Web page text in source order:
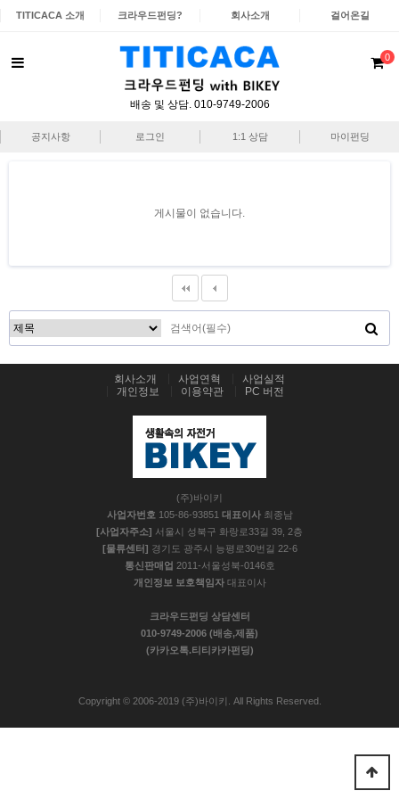
TITICACA 소개 크라우드펀딩? 회사소개 걸어온길
배송 및 상담. 010-9749-2006
0
공지사항 로그인 1:1 상담 마이펀딩
게시물이 없습니다.
회사소개 사업연혁
사업실적
개인정보
이용약관 PC 버전
(주)바이키
사업자번호 105-86-93851 대표이사최종남
[사업자주소] 서울시 성북구 화랑로33길 39, 2층
[물류센터] 경기도 광주시 능평로30번길 22-6
통신판매업 2011-서울성북-0146호
개인정보 보호책임자대표이사
크라우드펀딩 상담센터
010-9749-2006 (배송,제품)
(카카오톡.티티카카펀딩)
Copyright © 2006-2019 (주)바이키. All Rights Reserved.